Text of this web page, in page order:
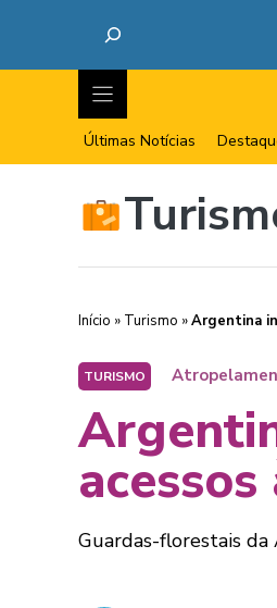
Últimas Notícias
Início » Turismo »Argentina
TURISMO
Guardas-florestais da